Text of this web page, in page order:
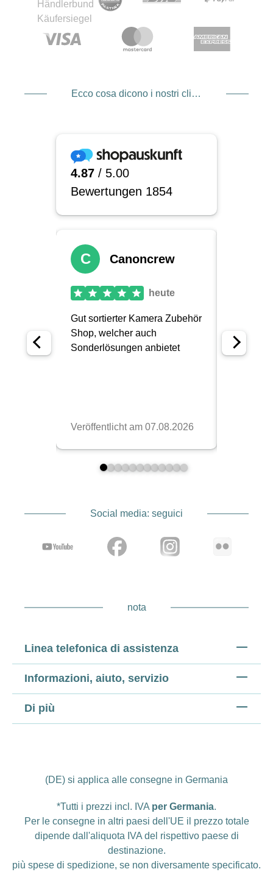
Ecco cosa dicono i nostri clienti
Social media: seguici
nota
Linea telefonica di assistenza
Informazioni, aiuto, servizio
Di più
(DE) si applica alle consegne in Germania
*Tutti i prezzi incl. IVA per Germania.
Per le consegne in altri paesi dell'UE il prezzo totale
dipende dall'aliquota IVA del rispettivo paese di
destinazione.
più spese di spedizione, se non diversamente specificato.